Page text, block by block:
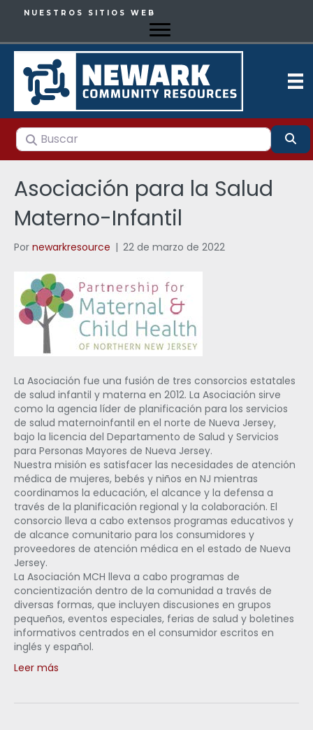
NUESTROS SITIOS WEB
Buscar
Asociación para la Salud
Materno-Infantil
Por newarkresource | 22 de marzo de 2022
La Asociación fue una fusión de tres consorcios estatales
de salud infantil y materna en 2012. La Asociación sirve
como la agencia líder de planificación para los servicios
de salud maternoinfantil en el norte de Nueva Jersey,
bajo la licencia del Departamento de Salud y Servicios
para Personas Mayores de Nueva Jersey.
Nuestra misión es satisfacer las necesidades de atención
médica de mujeres, bebés y niños en NJ mientras
coordinamos la educación, el alcance y la defensa a
través de la planificación regional y la colaboración. El
consorcio lleva a cabo extensos programas educativos y
de alcance comunitario para los consumidores y
proveedores de atención médica en el estado de Nueva
Jersey.
La Asociación MCH lleva a cabo programas de
concientización dentro de la comunidad a través de
diversas formas, que incluyen discusiones en grupos
pequeños, eventos especiales, ferias de salud y boletines
informativos centrados en el consumidor escritos en
inglés y español.
Leer más